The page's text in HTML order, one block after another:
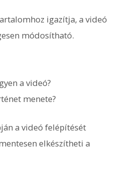
igazítja, a videó
módosítható.
a videó?
menete?
a videó felépítését
elkészítheti a